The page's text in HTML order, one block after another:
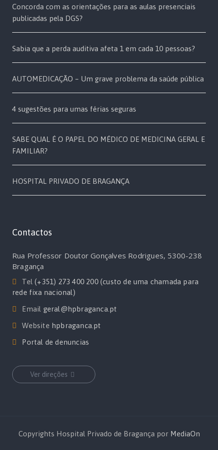
Concorda com as orientações para as aulas presenciais
publicadas pela DGS?
Sabia que a perda auditiva afeta 1 em cada 10 pessoas?
AUTOMEDICAÇÃO – Um grave problema da saúde pública
4 sugestões para umas férias seguras
SABE QUAL É O PAPEL DO MÉDICO DE MEDICINA GERAL E
FAMILIAR?
HOSPITAL PRIVADO DE BRAGANÇA
Contactos
Rua Professor Doutor Gonçalves Rodrigues, 5300-238
Bragança
Tel(+351) 273 400 200 (custo de uma chamada para
rede fixa nacional)
Email geral@hpbraganca.pt
Website hpbraganca.pt
Portal de denuncias
Ver direções
Copyrights Hospital Privado de Bragança por MediaOn